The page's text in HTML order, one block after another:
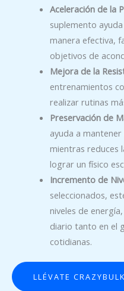
Aceleración de la
suplemento
manera efectiva,
objetivos de
Mejora de la
entrenamientos
realizar rutinas
Preservación de
ayuda a
mientras reduces
lograr un físico
Incremento de
seleccionados,
niveles de
diario tanto en el
cotidianas.
LLÉVATE